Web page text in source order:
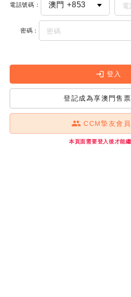
電話號碼 ：
密碼 ：
登入
登記成為享澳門售
CCM摯友會員
本頁面需要登入後才能